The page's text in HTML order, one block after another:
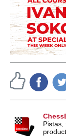
Pistas,